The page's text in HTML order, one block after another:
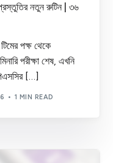
নতুন রুটিন | ৩৬
পক্ষ থেকে
পরীক্ষা শেষ, এখনি
[…]
1 MIN READ